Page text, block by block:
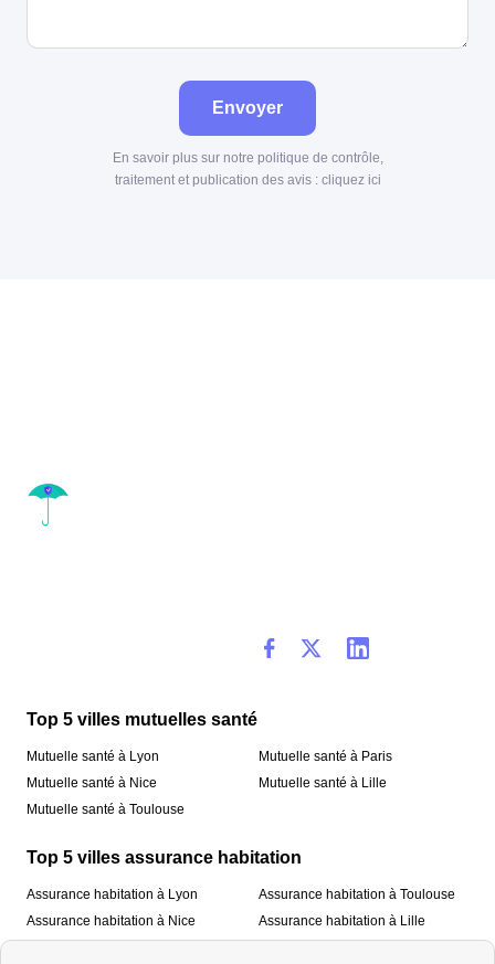
Envoyer
En savoir plus sur notre politique de contrôle,
traitement et publication des avis : cliquez ici
Top 5 villes mutuelles santé
Mutuelle santé à Lyon
Mutuelle santé à Nice
Mutuelle santé à Toulouse
Mutuelle santé à Paris
Mutuelle santé à Lille
Top 5 villes assurance habitation
Assurance habitation à Lyon
Assurance habitation à Nice
Assurance habitation à Toulouse
Assurance habitation à Lille